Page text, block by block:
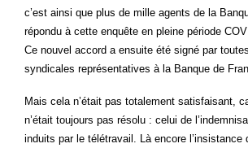
c’est ainsi que plus de mille agents de la
répondu à cette enquête en pleine période
Ce nouvel accord a ensuite été signé par
syndicales représentatives à la Banque de
Mais cela n’était pas totalement satisfaisant,
n’était toujours pas résolu : celui de
induits par le télétravail. Là encore l’insistance